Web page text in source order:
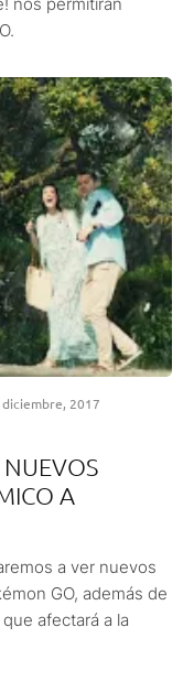
2017
A
a ver nuevos
GO, además de
afectará a la